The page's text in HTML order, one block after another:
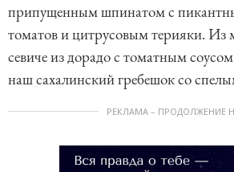
припущенным шпинатом с
томатов и цитрусовым терияки.
севиче из дорадо с томатным
наш сахалинский гребешок со
РЕКЛАМА – ПРОДОЛЖЕНИЕ